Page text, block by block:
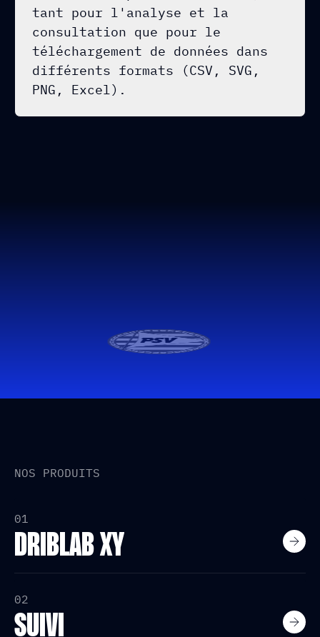
tant pour l'analyse et la
consultation que pour le
téléchargement de données dans
différents formats (CSV, SVG,
PNG, Excel).
NOS PRODUITS
01
DRIBLAB XY
02
SUIVI